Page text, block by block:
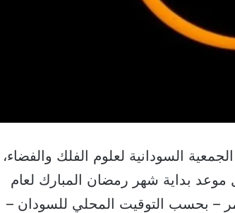
السودانية لعلوم الفلك والفضاء،
موعد بداية شهر رمضان المبارك لعام
– بحسب التوقيت المحلي للسودان –